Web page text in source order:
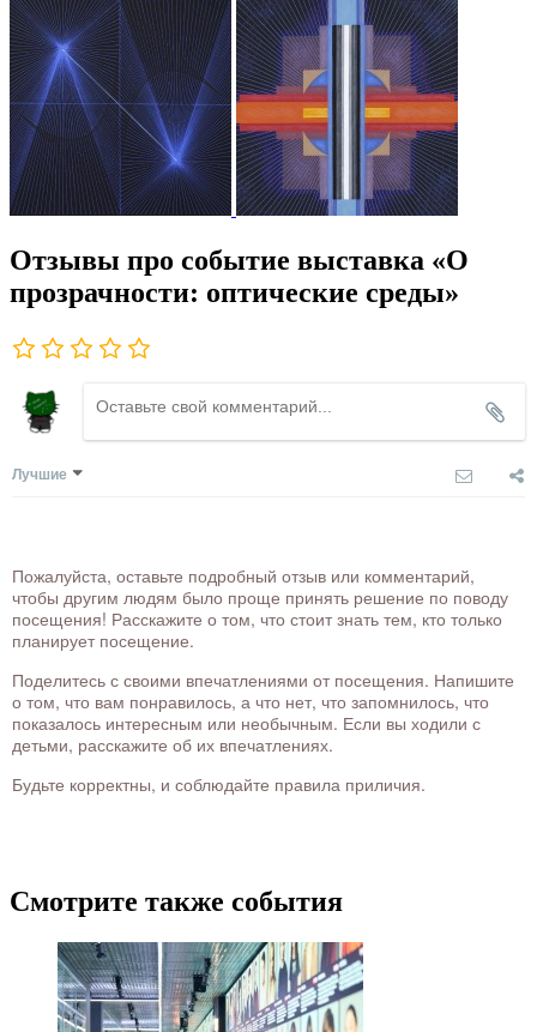
Отзывы про событие выставка «О
прозрачности: оптические среды»
Лучшие
Пожалуйста, оставьте подробный отзыв или комментарий,
чтобы другим людям было проще принять решение по поводу
посещения! Расскажите о том, что стоит знать тем, кто только
планирует посещение.
Поделитесь с своими впечатлениями от посещения. Напишите
о том, что вам понравилось, а что нет, что запомнилось, что
показалось интересным или необычным. Если вы ходили с
детьми, расскажите об их впечатлениях.
Будьте корректны, и соблюдайте правила приличия.
Смотрите также события